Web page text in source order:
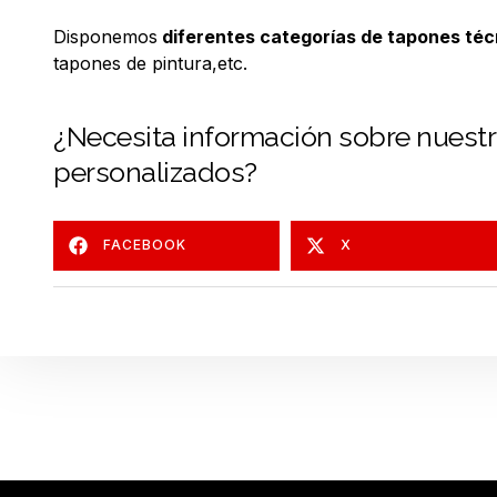
Disponemos diferentes categorías de tapones
tapones de pintura,etc.
¿Necesita información sobre
personalizados?
FACEBOOK X